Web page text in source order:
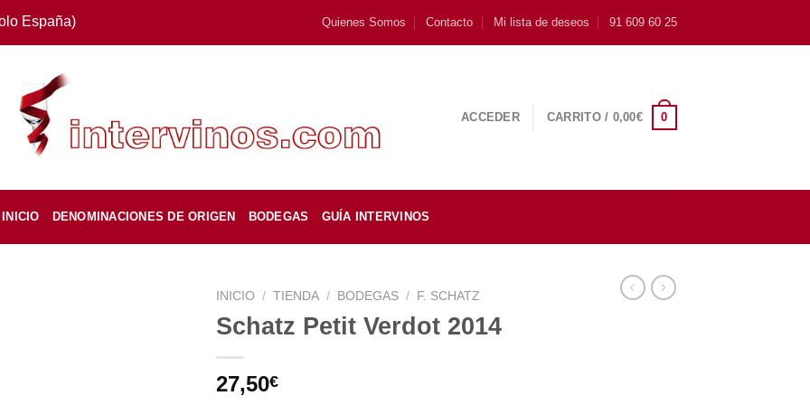
España) Quienes Somos Contacto Mi lista de deseos 91 609 60 25
ACCEDER CARRITO / 0,00€ 0
INICIO DENOMINACIONES DE ORIGEN BODEGAS GUÍA INTERVINOS
INICIO / TIENDA / BODEGAS / F. SCHATZ
Schatz Petit Verdot 2014
27,50€